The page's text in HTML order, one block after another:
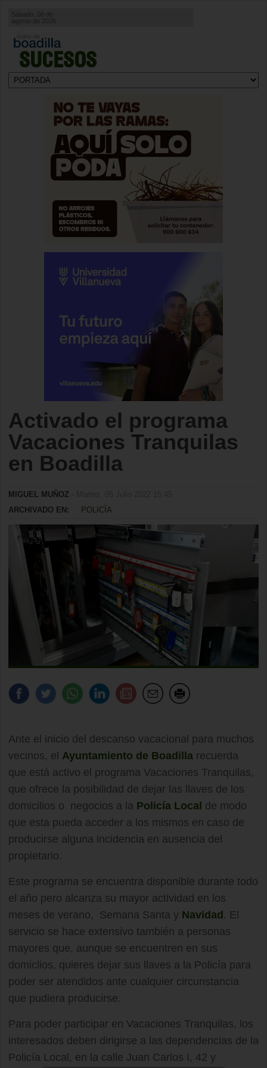
SUCESOS
Sábado, 08 de
agosto de 2026
Activado el programa
Vacaciones Tranquilas
en Boadilla
MIGUEL MUÑOZ
ARCHIVADO EN:
POLICÍA
Ante el inicio del descanso vacacional para muchos
vecinos, el Ayuntamiento de Boadilla recuerda
que está activo el programa Vacaciones Tranquilas,
que ofrece la posibilidad de dejar las llaves de los
domicilios o negocios a la Policía Local de modo
que esta pueda acceder a los mismos en caso de
producirse alguna incidencia en ausencia del
propietario.
Este programa se encuentra disponible durante todo
el año pero alcanza su mayor actividad en los
meses de verano, Semana Santa y Navidad. El
servicio se hace extensivo también a personas
mayores que, aunque se encuentren en sus
domiclios, quieres dejar sus llaves a la Policía para
poder ser atendidos ante cualquier circunstancia
que pudiera producirse.
Para poder participar en Vacaciones Tranquilas, los
interesados deben dirigirse a las dependencias de la
Policía Local, en la calle Juan Carlos I, 42 y